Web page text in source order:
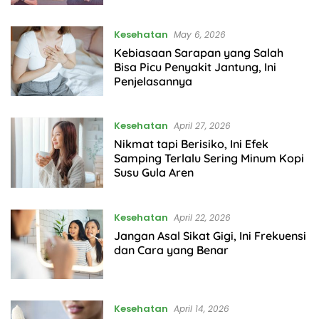
Kesehatan May 6, 2026
Kebiasaan Sarapan yang Salah
Bisa Picu Penyakit Jantung, Ini
Penjelasannya
Kesehatan April 27, 2026
Nikmat tapi Berisiko, Ini Efek
Samping Terlalu Sering Minum Kopi
Susu Gula Aren
Kesehatan April 22, 2026
Jangan Asal Sikat Gigi, Ini Frekuensi
dan Cara yang Benar
Kesehatan April 14, 2026